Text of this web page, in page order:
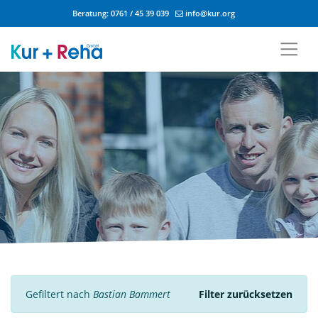
Beratung: 0761 / 45 39 039 info@kur.org
Gefiltert nach Bastian Bammert Filter zurücksetzen